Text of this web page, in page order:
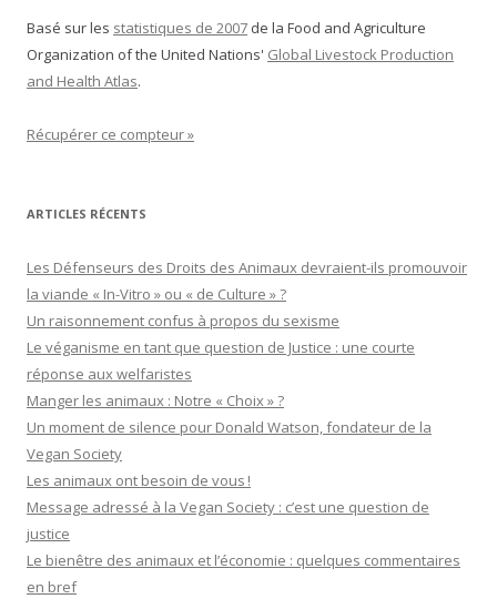
Basé sur les statistiques de 2007 de la Food and Agriculture
Organization of the United Nations' Global Livestock Production
and Health Atlas.
Récupérer ce compteur »
ARTICLES RÉCENTS
Les Défenseurs des Droits des Animaux devraient-ils promouvoir
la viande « In-Vitro » ou « de Culture » ?
Un raisonnement confus à propos du sexisme
Le véganisme en tant que question de Justice : une courte
réponse aux welfaristes
Manger les animaux : Notre « Choix » ?
Un moment de silence pour Donald Watson, fondateur de la
Vegan Society
Les animaux ont besoin de vous !
Message adressé à la Vegan Society : c’est une question de
justice
Le bienêtre des animaux et l’économie : quelques commentaires
en bref